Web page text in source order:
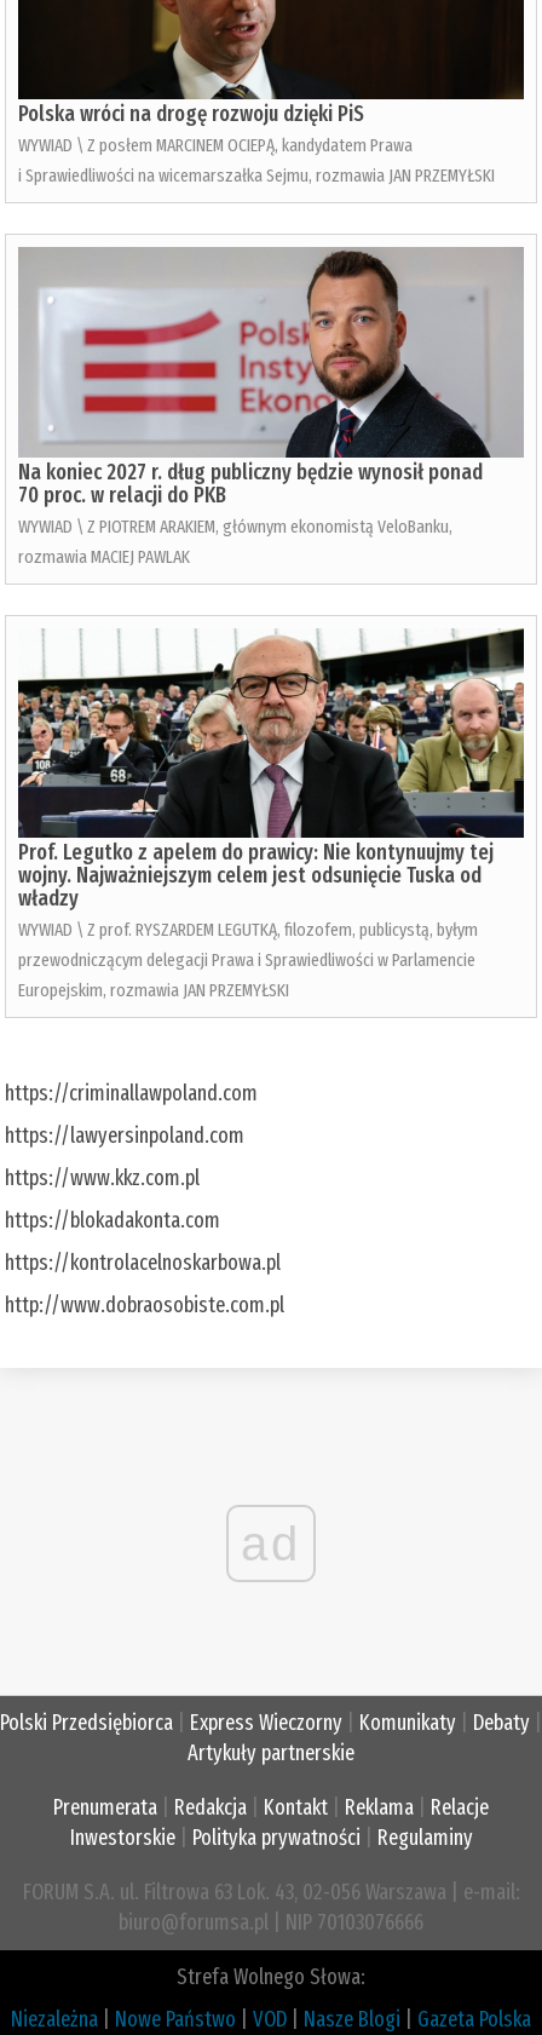
Polska wróci na drogę rozwoju dzięki PiS
WYWIAD \ Z posłem MARCINEM OCIEPĄ, kandydatem Prawa
i Sprawiedliwości na wicemarszałka Sejmu, rozmawia JAN PRZEMYŁSKI
Na koniec 2027 r. dług publiczny będzie wynosił ponad
70 proc. w relacji do PKB
WYWIAD \ Z PIOTREM ARAKIEM, głównym ekonomistą VeloBanku,
rozmawia MACIEJ PAWLAK
Prof. Legutko z apelem do prawicy: Nie kontynuujmy tej
wojny. Najważniejszym celem jest odsunięcie Tuska od
władzy
WYWIAD \ Z prof. RYSZARDEM LEGUTKĄ, filozofem, publicystą, byłym
przewodniczącym delegacji Prawa i Sprawiedliwości w Parlamencie
Europejskim, rozmawia JAN PRZEMYŁSKI
https://criminallawpoland.com
https://lawyersinpoland.com
https://www.kkz.com.pl
https://blokadakonta.com
https://kontrolacelnoskarbowa.pl
http://www.dobraosobiste.com.pl
ad
Polski Przedsiębiorca Express Wieczorny Komunikaty Debaty
Artykuły partnerskie
Prenumerata Redakcja Kontakt Reklama
Relacje
Inwestorskie| Polityka prywatności Regulaminy
FORUM S.A. ul. Filtrowa 63 Lok. 43, 02-056 Warszawa | e-mail:
biuro@forumsa.pl | NIP 70103076666
Strefa Wolnego Słowa:
Niezależna
Nowe Państwo VOD Nasze Blogi Gazeta Polska